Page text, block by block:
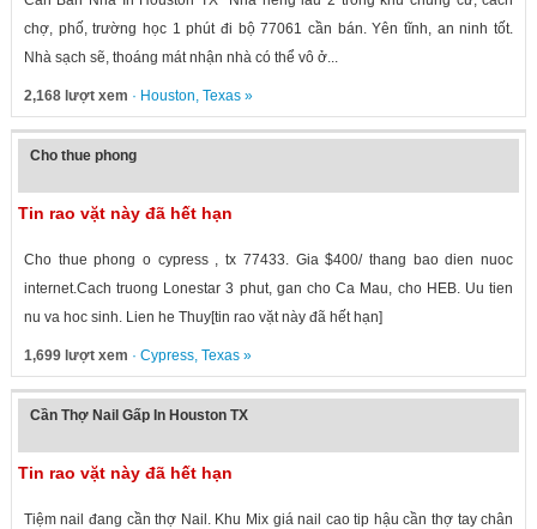
chợ, phố, trường học 1 phút đi bộ 77061 cần bán. Yên tĩnh, an ninh tốt.
Nhà sạch sẽ, thoáng mát nhận nhà có thể vô ở...
2,168 lượt xem · Houston, Texas»
Cho thue phong
Tin rao vặt này đã hết hạn
Cho thue phong o cypress , tx 77433. Gia $400/ thang bao dien nuoc
internet.Cach truong Lonestar 3 phut, gan cho Ca Mau, cho HEB. Uu tien
nu va hoc sinh. Lien he Thuy[tin rao vặt này đã hết hạn]
1,699 lượt xem · Cypress, Texas»
Cần Thợ Nail Gấp In Houston TX
Tin rao vặt này đã hết hạn
Tiệm nail đang cần thợ Nail. Khu Mix giá nail cao tip hậu cần thợ tay chân